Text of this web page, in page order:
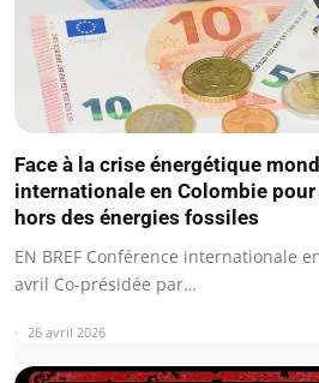
Face à la crise énergétique
internationale en Colombie
hors des énergies fossiles
EN BREF Conférence internationale
avril Co-présidée par…
26 avril 2026